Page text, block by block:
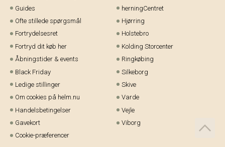
Guides
Ofte stillede spørgsmål
Fortrydelsesret
Fortryd dit køb her
Åbningstider & events
Black Friday
Ledige stillinger
Om cookies på helm.nu
Handelsbetingelser
Gavekort
Cookie-præferencer
herningCentret
Hjørring
Holstebro
Kolding Storcenter
Ringkøbing
Silkeborg
Skive
Varde
Vejle
Viborg